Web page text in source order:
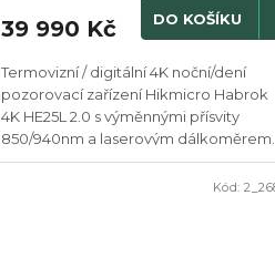
39 990 Kč DO KOŠÍKU
Termovizní / digitální 4K noční/dení
pozorovací zařízení Hikmicro Habrok
4K HE25L 2.0 s výměnnými přísvity
850/940nm a laserovým dálkoměrem.
Kód: